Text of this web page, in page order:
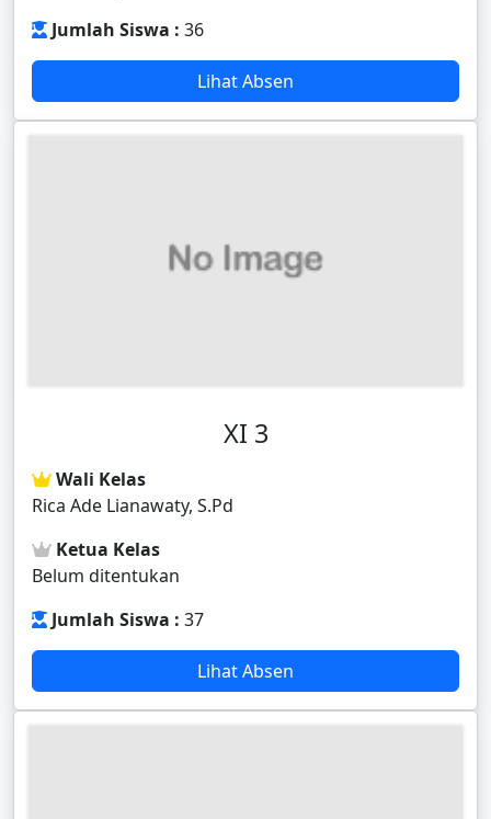
Jumlah Siswa : 36
Lihat Absen
XI 3
Wali Kelas
Rica Ade Lianawaty, S.Pd
Ketua Kelas
Belum ditentukan
Jumlah Siswa : 37
Lihat Absen